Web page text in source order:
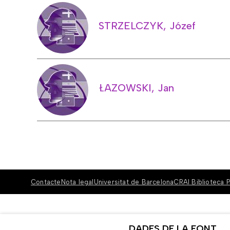
STRZELCZYK, Józef
ŁAZOWSKI, Jan
Contacte Nota legal Universitat de BarcelonaCRAI Biblioteca